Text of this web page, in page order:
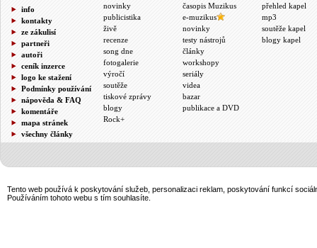
info
kontakty
ze zákulisí
partneři
autoři
ceník inzerce
logo ke stažení
Podmínky používání
nápověda & FAQ
komentáře
mapa stránek
všechny články
novinky
publicistika
živě
recenze
song dne
fotogalerie
výročí
soutěže
tiskové zprávy
blogy
Rock+
časopis Muzikus
e-muzikus
novinky
testy nástrojů
články
workshopy
seriály
videa
bazar
publikace a DVD
přehled kapel
mp3
soutěže kapel
blogy kapel
Tento web používá k poskytování služeb, personalizaci reklam, poskytování funkcí
Používáním tohoto webu s tím souhlasíte.